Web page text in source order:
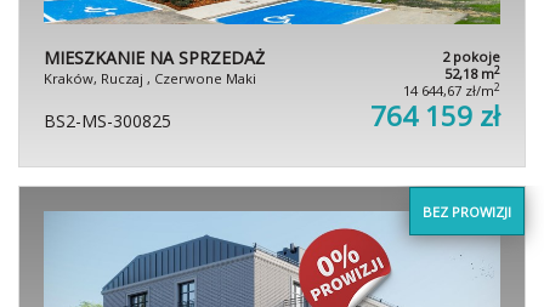
MIESZKANIE NA SPRZEDAŻ
Kraków, Ruczaj , Czerwone Maki
2 pokoje
52,18 m2
14 644,67 zł/m2
BS2-MS-300825 764 159 zł
BEZ PROWIZJI